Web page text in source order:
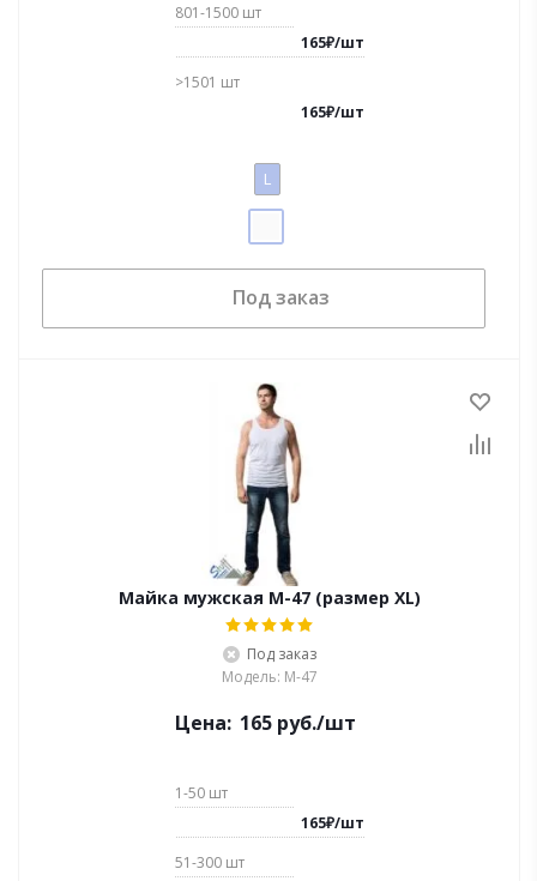
801-1500 шт
165₽/шт
>1501 шт
165₽/шт
L
Под заказ
Майка мужская M-47 (размер XL)
Под заказ
Модель: M-47
Цена: 165 руб./шт
1-50 шт
165₽/шт
51-300 шт